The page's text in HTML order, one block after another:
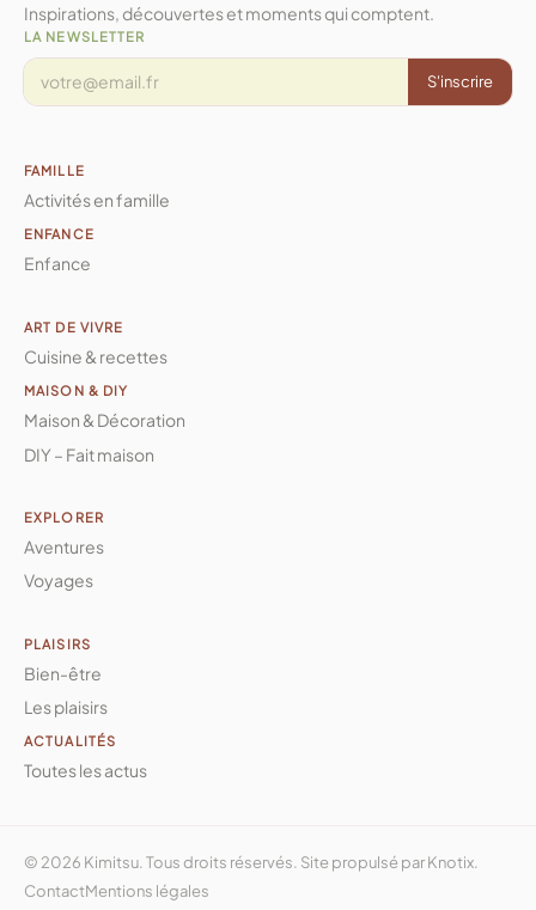
Inspirations, découvertes et moments qui comptent.
LA NEWSLETTER
S'inscrire
FAMILLE
Activités en famille
ENFANCE
Enfance
ART DE VIVRE
Cuisine & recettes
MAISON & DIY
Maison & Décoration
DIY – Fait maison
EXPLORER
Aventures
Voyages
PLAISIRS
Bien-être
Les plaisirs
ACTUALITÉS
Toutes les actus
© 2026 Kimitsu. Tous droits réservés. Site propulsé parKnotix.
ContactMentions légales